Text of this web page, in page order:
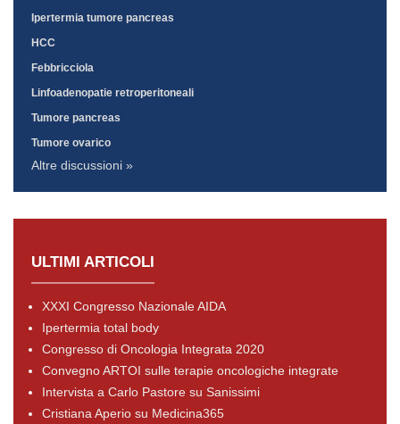
Ipertermia tumore pancreas
HCC
Febbricciola
Linfoadenopatie retroperitoneali
Tumore pancreas
Tumore ovarico
Altre discussioni »
ULTIMI ARTICOLI
XXXI Congresso Nazionale AIDA
Ipertermia total body
Congresso di Oncologia Integrata 2020
Convegno ARTOI sulle terapie oncologiche integrate
Intervista a Carlo Pastore su Sanissimi
Cristiana Aperio su Medicina365